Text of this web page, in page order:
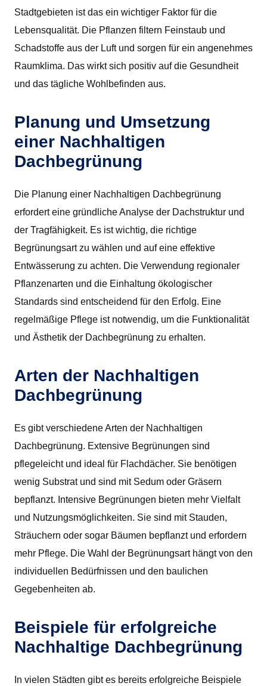
Stadtgebieten ist das ein wichtiger Faktor für die
Lebensqualität. Die Pflanzen filtern Feinstaub und
Schadstoffe aus der Luft und sorgen für ein angenehmes
Raumklima. Das wirkt sich positiv auf die Gesundheit
und das tägliche Wohlbefinden aus.
Planung und Umsetzung
einer Nachhaltigen
Dachbegrünung
Die Planung einer Nachhaltigen Dachbegrünung
erfordert eine gründliche Analyse der Dachstruktur und
der Tragfähigkeit. Es ist wichtig, die richtige
Begrünungsart zu wählen und auf eine effektive
Entwässerung zu achten. Die Verwendung regionaler
Pflanzenarten und die Einhaltung ökologischer
Standards sind entscheidend für den Erfolg. Eine
regelmäßige Pflege ist notwendig, um die Funktionalität
und Ästhetik der Dachbegrünung zu erhalten.
Arten der Nachhaltigen
Dachbegrünung
Es gibt verschiedene Arten der Nachhaltigen
Dachbegrünung. Extensive Begrünungen sind
pflegeleicht und ideal für Flachdächer. Sie benötigen
wenig Substrat und sind mit Sedum oder Gräsern
bepflanzt. Intensive Begrünungen bieten mehr Vielfalt
und Nutzungsmöglichkeiten. Sie sind mit Stauden,
Sträuchern oder sogar Bäumen bepflanzt und erfordern
mehr Pflege. Die Wahl der Begrünungsart hängt von den
individuellen Bedürfnissen und den baulichen
Gegebenheiten ab.
Beispiele für erfolgreiche
Nachhaltige Dachbegrünung
In vielen Städten gibt es bereits erfolgreiche Beispiele